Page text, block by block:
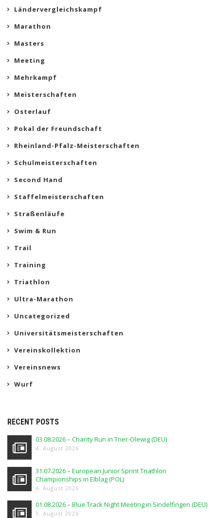
Ländervergleichskampf
Marathon
Masters
Meeting
Mehrkampf
Meisterschaften
Osterlauf
Pokal der Freundschaft
Rheinland-Pfalz-Meisterschaften
Schulmeisterschaften
Second Hand
Staffelmeisterschaften
Straßenläufe
Swim & Run
Trail
Training
Triathlon
Ultra-Marathon
Uncategorized
Universitätsmeisterschaften
Vereinskollektion
Vereinsnews
Wurf
RECENT POSTS
03.08.2026 – Charity Run in Trier-Olewig (DEU)
4. August 2026
31.07.2026 – European Junior Sprint Triathlon
Championships in Elblag (POL)
4. August 2026
01.08.2026 – Blue Track Night Meeting in Sindelfingen (DEU)
3. August 2026